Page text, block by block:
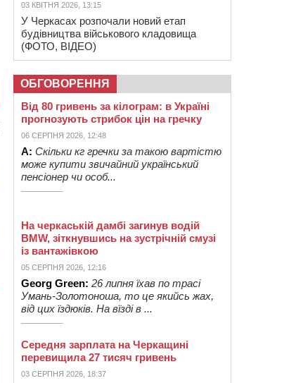
03 КВІТНЯ 2026, 13:15
У Черкасах розпочали новий етап
будівництва військового кладовища
(ФОТО, ВІДЕО)
ОБГОВОРЕННЯ
Від 80 гривень за кілограм: в Україні
прогнозують стрибок цін на гречку
06 СЕРПНЯ 2026, 12:48
А: Скільки кг гречки за такою вартістю
може купити звичайний український
пенсіонер чи особ...
На черкаській дамбі загинув водій
BMW, зіткнувшись на зустрічній смузі
із вантажівкою
05 СЕРПНЯ 2026, 12:16
Georg Green: 26 липня їхав по трасі
Умань-Золотоноша, то це якийсь жах,
від цих їздюків. На вїзді в ...
Середня зарплата на Черкащині
перевищила 27 тисяч гривень
03 СЕРПНЯ 2026, 18:37